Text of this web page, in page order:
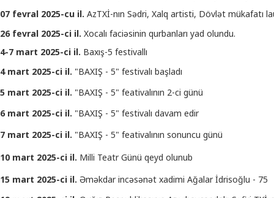
07 fevral 2025-cu il. AzTXİ-nın Sədri, Xalq artisti, Dövlət mükafatı
26 fevral 2025-ci il. Xocalı faciəsinin qurbanları yad olundu.
4-7 mart 2025-ci il. Baxış-5 festivallı
4 mart 2025-ci il. "BAXIŞ - 5" festivalı başladı
5 mart 2025-ci il. "BAXIŞ - 5" feativalının 2-ci günü
6 mart 2025-ci il. "BAXIŞ - 5" festivalı davam edir
7 mart 2025-ci il. "BAXIŞ - 5" feativalının sonuncu günü
10 mart 2025-ci il. Milli Teatr Günü qeyd olunub
15 mart 2025-ci il. Əməkdar incəsənət xadimi Ağalar İdrisoğlu - 75